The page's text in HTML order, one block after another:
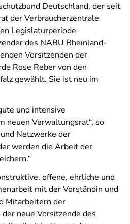
Deutschland, der seit
der Verbraucherzentrale
Legislaturperiode
des NABU Rheinland-
Vorsitzenden der
Rose Reber von den
gewählt. Sie ist neu im
und intensive
neuen Verwaltungsrat“, so
Netzwerke der
werden die Arbeit der
offene, ehrliche und
mit der Vorständin und
Mitarbeitern der
neue Vorsitzende des